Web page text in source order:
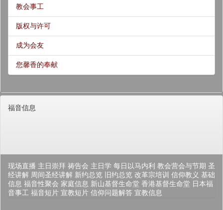
教会事工
版权与许可
成为会友
您馨香的奉献
福音信息
现场直播 主日崇拜 祷告会 主日学 每日以马内利 教会营会与节期 圣
经讲解 周间圣经讲解 新约总览 旧约总览 改革宗培训 信仰教义 基础
信息 福音性聚会 家庭信息 新山基督生命堂 香港基督生命堂 日本福
音事工 福音短片 宣教短片 信仰问题解答 宣教信息